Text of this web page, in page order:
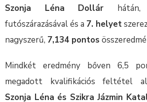
Szonja Léna
Dollár
futószárazásával és a 7. helyet
nagyszerű, 7,134 pontos
Mindkét eredmény bőven 6,5
megadott kvalifikációs feltétel
Szonja Léna és Szikra Jázmin